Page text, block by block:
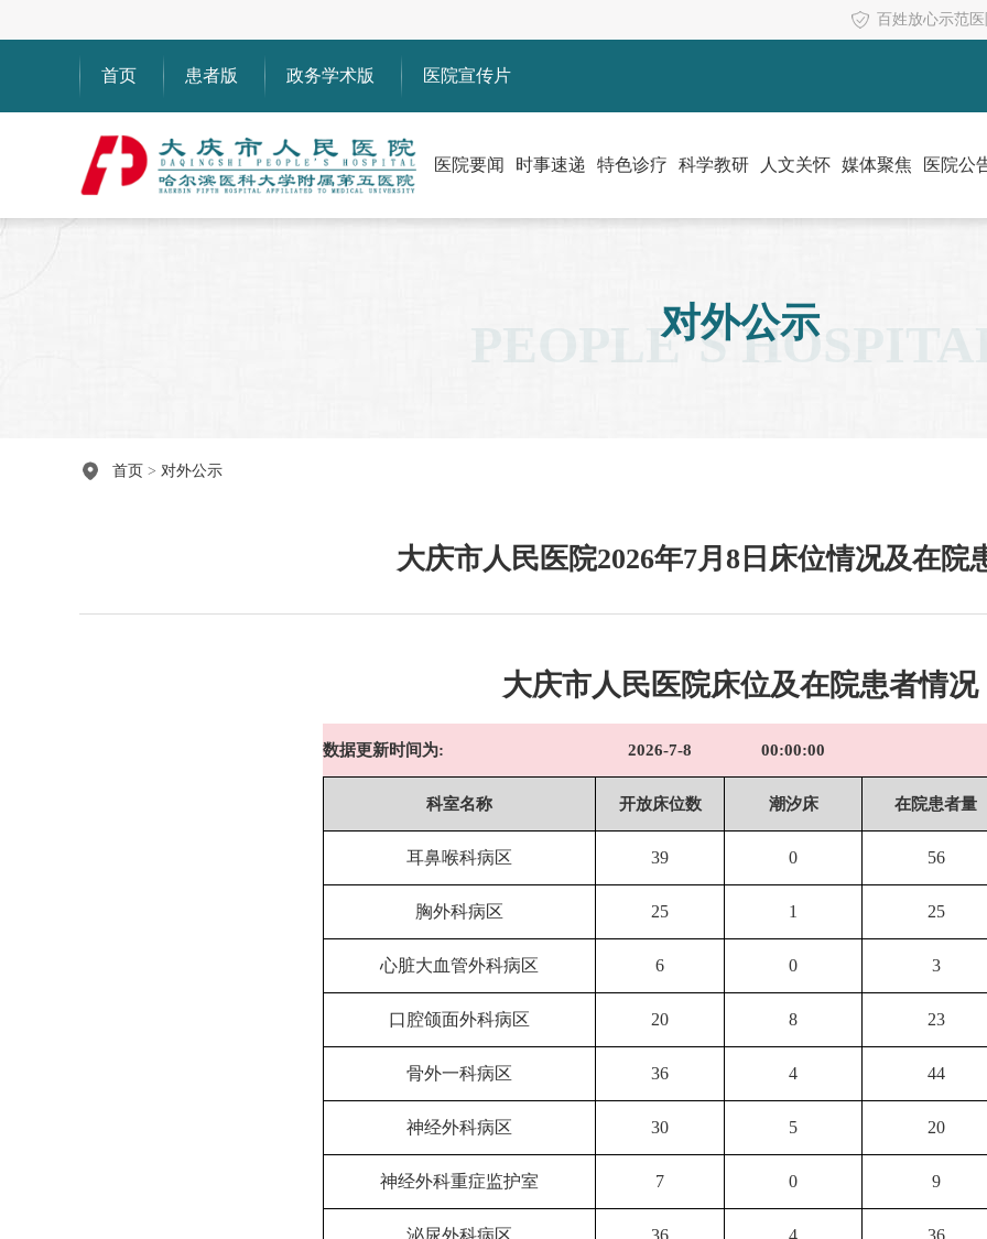
百姓放心示范
首页 患者版 政务学术版 医院宣传片
医院要闻 时事速递 特色诊疗 科学教研 人文关怀 媒体聚焦 医院公
对外公示
PEOPLE’S HOSPITAL
首页 > 对外公示
大庆市人民医院2026年7月8日床位情况及在院
大庆市人民医院床位及在院患者情况
数据更新时间为: 2026-7-8 00:00:00
科室名称 开放床位数 潮汐床 在院患者量
耳鼻喉科病区 39 0 56
胸外科病区 25 1 25
心脏大血管外科病区 6 0 3
口腔颌面外科病区 20 8 23
骨外一科病区 36 4 44
神经外科病区 30 5 20
神经外科重症监护室 7 0 9
泌尿外科病区 36 4 36